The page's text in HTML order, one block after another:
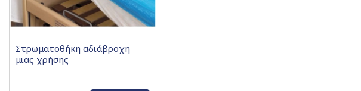
Στρωματοθήκη αδιάβροχη
μιας χρήσης